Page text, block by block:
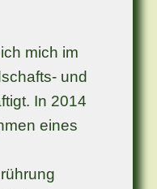
mich im
und
In 2014
eines